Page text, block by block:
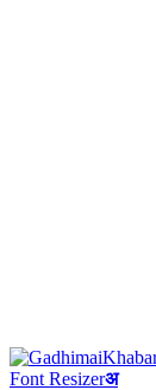
Font Resizerअ